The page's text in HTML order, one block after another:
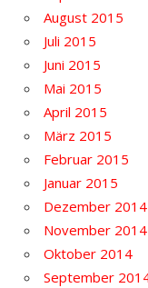
August 2015
Juli 2015
Juni 2015
Mai 2015
April 2015
März 2015
Februar 2015
Januar 2015
Dezember 2014
November 2014
Oktober 2014
September